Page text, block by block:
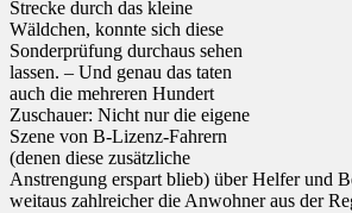
Strecke durch das kleine
Wäldchen, konnte sich diese
Sonderprüfung durchaus sehen
lassen. – Und genau das taten
auch die mehreren Hundert
Zuschauer: Nicht nur die eigene
Szene von B-Lizenz-Fahrern
(denen diese zusätzliche
Anstrengung erspart blieb) über Helfer und
weitaus zahlreicher die Anwohner aus der